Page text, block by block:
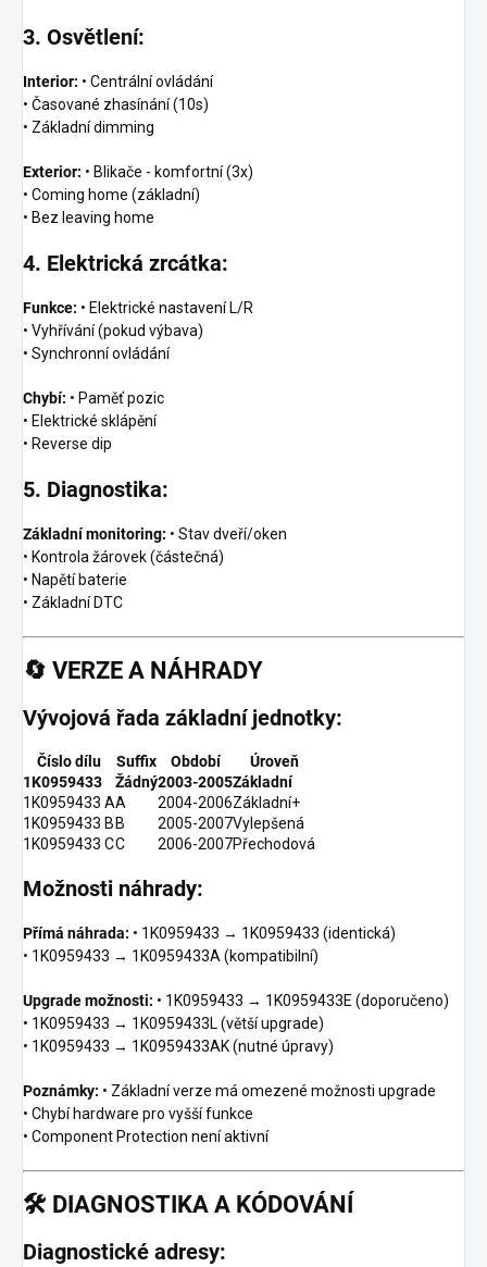
3. Osvětlení:
Interior: • Centrální ovládání
• Časované zhasínání (10s)
• Základní dimming
Exterior: • Blikače - komfortní (3x)
• Coming home (základní)
• Bez leaving home
4. Elektrická zrcátka:
Funkce: • Elektrické nastavení L/R
• Vyhřívání (pokud výbava)
• Synchronní ovládání
Chybí: • Paměť pozic
• Elektrické sklápění
• Reverse dip
5. Diagnostika:
Základní monitoring: • Stav dveří/oken
• Kontrola žárovek (částečná)
• Napětí baterie
• Základní DTC
🔄 VERZE A NÁHRADY
Vývojová řada základní jednotky:
Číslo dílu Suffix Období
Úroveň
1K0959433
Žádný2003-2005Základní
1K0959433 AA 2004-2006Základní+
1K0959433 B B 2005-2007Vylepšená
1K0959433 CC 2006-2007Přechodová
Možnosti náhrady:
Přímá náhrada: • 1K0959433 → 1K0959433 (identická)
• 1K0959433 → 1K0959433A (kompatibilní)
Upgrade možnosti: • 1K0959433 → 1K0959433E (doporučeno)
• 1K0959433 → 1K0959433L (větší upgrade)
• 1K0959433 → 1K0959433AK (nutné úpravy)
Poznámky: • Základní verze má omezené možnosti upgrade
• Chybí hardware pro vyšší funkce
• Component Protection není aktivní
🛠️ DIAGNOSTIKA A KÓDOVÁNÍ
Diagnostické adresy: